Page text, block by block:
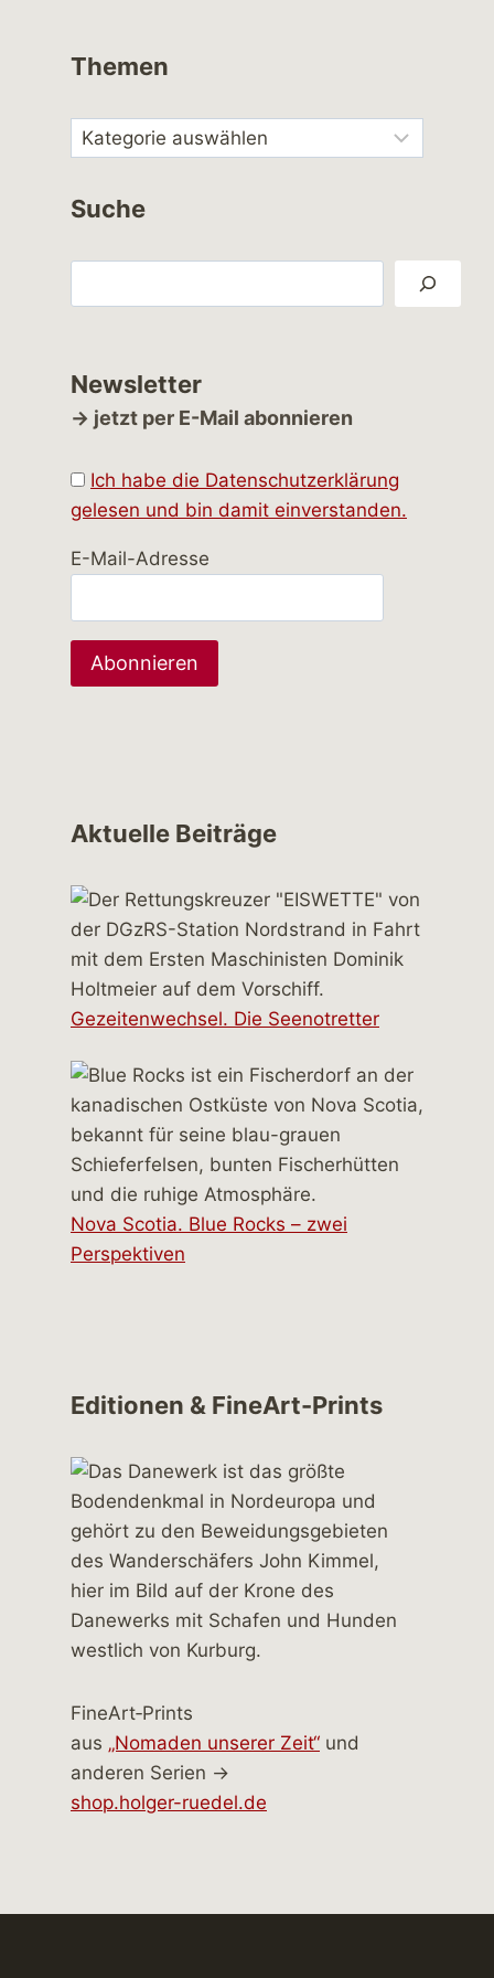
Themen
Suche
Newsletter
→ jetzt per E-Mail abonnieren
Ich habe die Datenschutzerklärung
gelesen und bin damit einverstanden.
E-Mail-Adresse
Aktuelle Beiträge
Gezeitenwechsel. Die Seenotretter
Nova Scotia. Blue Rocks – zwei
Perspektiven
Editionen & FineArt-Prints
FineArt‑Prints
aus „Nomaden unserer Zeit“ und
anderen Serien →
shop.holger-ruedel.de